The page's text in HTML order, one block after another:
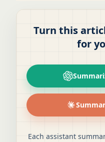
Turn this
for
Each assistant